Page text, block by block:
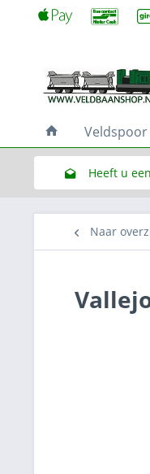
Veldspoor
Heeft u
Naar